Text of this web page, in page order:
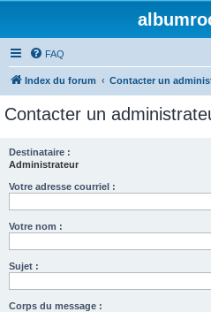
FAQ
Index du forum Contacter un
Contacter un
Destinataire :
Administrateur
Votre adresse courriel :
Votre nom :
Sujet :
Corps du message :